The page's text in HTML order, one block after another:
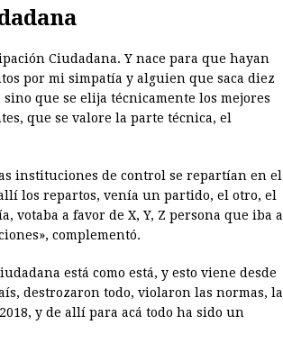
Ciudadana. Y nace para que hayan
por mi simpatía y alguien que saca diez
que se elija técnicamente los mejores
que se valore la parte técnica, el
instituciones de control se repartían en el
los repartos, venía un partido, el otro, el
votaba a favor de X, Y, Z persona que iba a
complementó.
está como está, y esto viene desde
destrozaron todo, violaron las normas, la
y de allí para acá todo ha sido un